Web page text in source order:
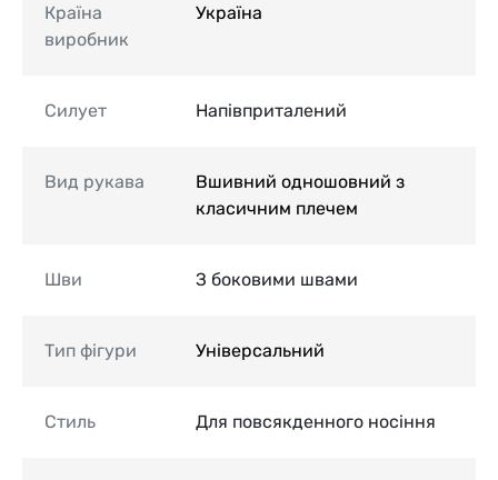
Країна
виробник
Україна
Силует Напівприталений
Вид рукава
Вшивний одношовний з
класичним плечем
Шви З боковими швами
Тип фігури Універсальний
Стиль Для повсякденного носіння